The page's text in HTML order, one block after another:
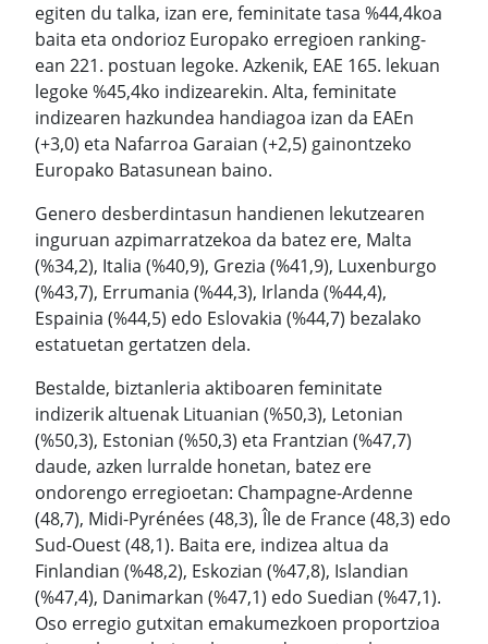
egiten du talka, izan ere, feminitate tasa %44,4koa
baita eta ondorioz Europako erregioen ranking-
ean 221. postuan legoke. Azkenik, EAE 165. lekuan
legoke %45,4ko indizearekin. Alta, feminitate
indizearen hazkundea handiagoa izan da EAEn
(+3,0) eta Nafarroa Garaian (+2,5) gainontzeko
Europako Batasunean baino.
Genero desberdintasun handienen lekutzearen
inguruan azpimarratzekoa da batez ere, Malta
(%34,2), Italia (%40,9), Grezia (%41,9), Luxenburgo
(%43,7), Errumania (%44,3), Irlanda (%44,4),
Espainia (%44,5) edo Eslovakia (%44,7) bezalako
estatuetan gertatzen dela.
Bestalde, biztanleria aktiboaren feminitate
indizerik altuenak Lituanian (%50,3), Letonian
(%50,3), Estonian (%50,3) eta Frantzian (%47,7)
daude, azken lurralde honetan, batez ere
ondorengo erregioetan: Champagne-Ardenne
(48,7), Midi-Pyrénées (48,3), Île de France (48,3) edo
Sud-Ouest (48,1). Baita ere, indizea altua da
Finlandian (%48,2), Eskozian (%47,8), Islandian
(%47,4), Danimarkan (%47,1) edo Suedian (%47,1).
Oso erregio gutxitan emakumezkoen proportzioa